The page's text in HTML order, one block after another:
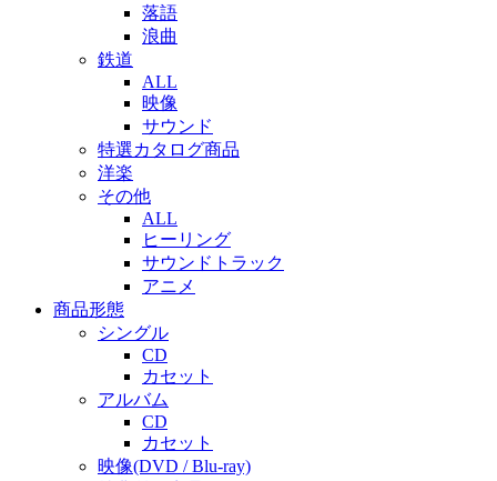
落語
浪曲
鉄道
ALL
映像
サウンド
特選カタログ商品
洋楽
その他
ALL
ヒーリング
サウンドトラック
アニメ
商品形態
シングル
CD
カセット
アルバム
CD
カセット
映像(DVD / Blu-ray)